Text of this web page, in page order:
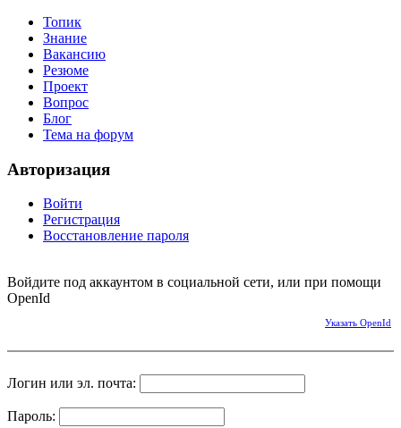
Топик
Знание
Вакансию
Резюме
Проект
Вопрос
Блог
Тема на форум
Авторизация
Войти
Регистрация
Восстановление пароля
Войдите под аккаунтом в социальной сети, или при помощи
OpenId
Указать OpenId
Логин или эл. почта:
Пароль: